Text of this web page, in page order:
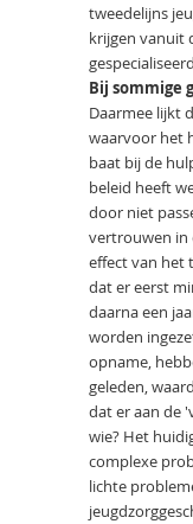
twee­delijns
krijgen vanuit
Bij sommige
Daarmee lijkt
waarvoor het
baat bij de
beleid heeft
door niet
vertrouwen in
effect van het
dat er eerst
daarna een
worden
opname,
gele­den,
dat er aan de
wie? Het
complexe
lichte